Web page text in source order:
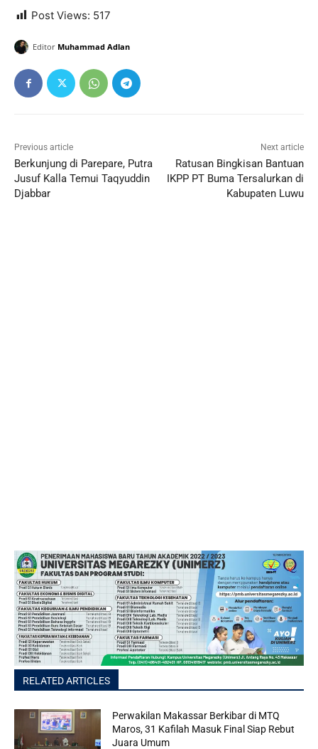
Post Views: 517
Editor Muhammad Adlan
Previous article
Berkunjung di Parepare, Putra
Jusuf Kalla Temui Taqyuddin
Djabbar
Next article
Ratusan Bingkisan Bantuan
IKPP PT Buma Tersalurkan di
Kabupaten Luwu
RELATED ARTICLES
Perwakilan Makassar Berkibar di MTQ
Maros, 31 Kafilah Masuk Final Siap Rebut
Juara Umum